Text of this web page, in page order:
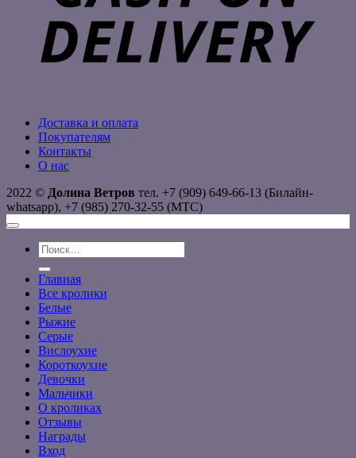
Доставка и оплата
Покупателям
Контакты
О нас
2022 © Долина Ветров тел. +7 (909) 649-66-13 (Билайн-
whatsapp), +7 (985) 270-32-55 (МТС)
Искать:
Главная
Все кролики
Белые
Рыжие
Серые
Вислоухие
Короткоухие
Девочки
Мальчики
О кроликах
Отзывы
Награды
Вход